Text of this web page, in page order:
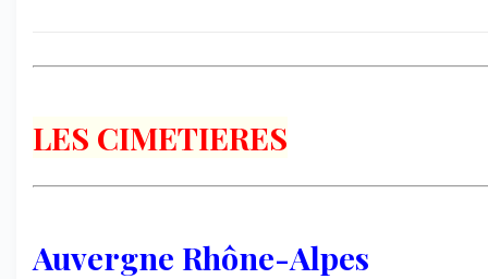
LES CIMETIERES
Auvergne Rhône-Alpes